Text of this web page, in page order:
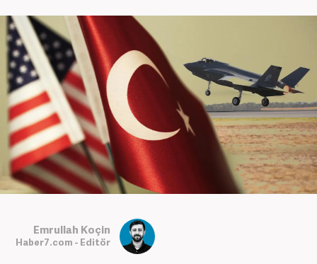
Emrullah Koçin
Haber7.com - Editör